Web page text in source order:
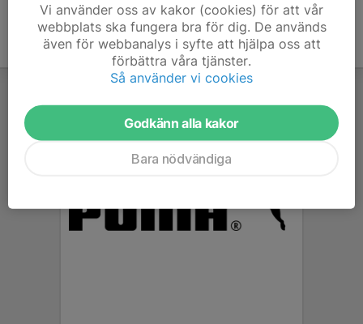
Vi använder oss av kakor (cookies) för att vår
webbplats ska fungera bra för dig. De används
även för webbanalys i syfte att hjälpa oss att
förbättra våra tjänster.
Så använder vi cookies
Godkänn alla kakor
Bara nödvändiga